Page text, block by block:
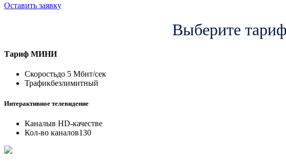
Оставить заявку
Выберите
Тариф МИНИ
Скоростьдо 5 Мбит/сек
Трафикбезлимитный
Интерактивное телевидение
Каналыв HD-качестве
Кол-во каналов130